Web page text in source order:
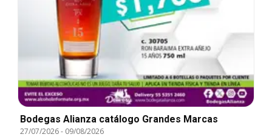
Bodegas Alianza catálogo Grandes Marcas
27/07/2026- 09/08/2026